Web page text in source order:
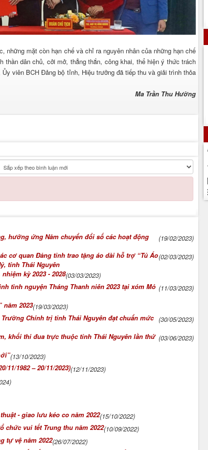
những mặt còn hạn chế và chỉ ra nguyên nhân của những hạn chế
thần dân chủ, cởi mở, thẳng thắn, công khai, thể hiện ý thức trách
viên BCH Đảng bộ tỉnh, Hiệu trưởng đã tiếp thu và giải trình thỏa
Ma Trần Thu Hường
hưởng ứng Năm chuyển đổi số các hoạt động
(19/02/2023)
cơ quan Đảng tỉnh trao tặng áo dài hỗ trợ “Tủ Áo
tỉnh Thái Nguyên
(02/03/2023)
kỳ 2023 - 2028(03/03/2023)
tình nguyện Tháng Thanh niên 2023 tại xóm Mỏ (11/03/2023)
năm 2023(19/03/2023)
Chính trị tỉnh Thái Nguyên đạt chuẩn mức (30/05/2023)
khối thi đua trực thuộc tỉnh Thái Nguyên lần thứ (03/06/2023)
(13/10/2023)
11/1982 – 20/11/2023)(12/11/2023)
- giao lưu kéo co năm 2022(15/10/2022)
chức vui tết Trung thu năm 2022(10/09/2022)
tự vệ năm 2022(26/07/2022)